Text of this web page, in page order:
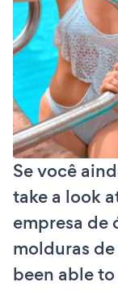
Se você
take a look
empresa de
molduras
been able